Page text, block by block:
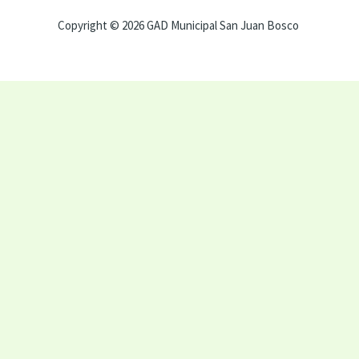
Copyright © 2026 GAD Municipal San Juan Bosco